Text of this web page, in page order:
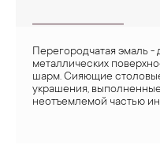
Перегородчатая эмаль
металлических
шарм. Сияющие
украшения,
неотъемлемой частью